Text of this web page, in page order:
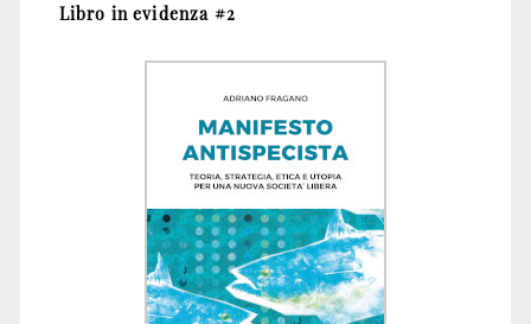
Libro in evidenza #2